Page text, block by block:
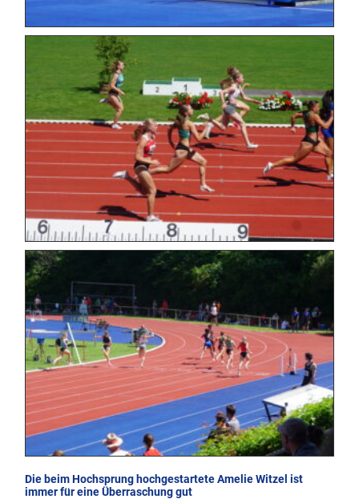
Die beim Hochsprung hochgestartete Amelie Witzel ist
immer für eine Überraschung gut